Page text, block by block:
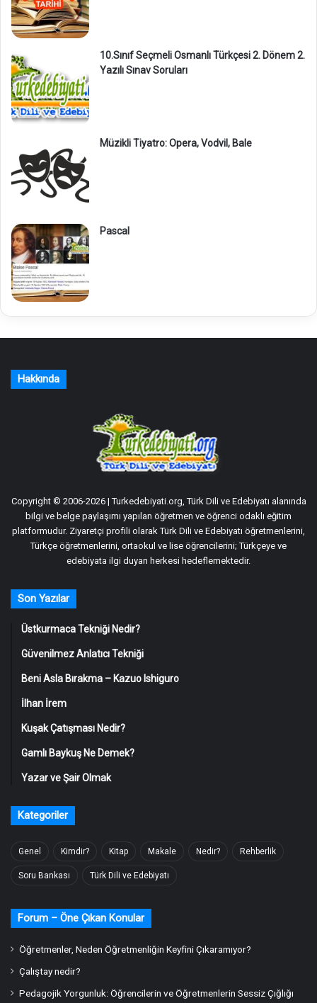
10.Sınıf Seçmeli Osmanlı Türkçesi 2. Dönem 2.
Yazılı Sınav Soruları
Müzikli Tiyatro: Opera, Vodvil, Bale
Pascal
Hakkında
Copyright © 2006-2026 | Turkedebiyati.org, Türk Dili ve Edebiyatı alanında
bilgi ve belge paylaşımı yapılan öğretmen ve öğrenci odaklı eğitim
platformudur. Ziyaretçi profili olarak Türk Dili ve Edebiyatı öğretmenlerini,
Türkçe öğretmenlerini, ortaokul ve lise öğrencilerini; Türkçeye ve
edebiyata ilgi duyan herkesi hedeflemektedir.
Son Yazılar
Üstkurmaca Tekniği Nedir?
Güvenilmez Anlatıcı Tekniği
Beni Asla Bırakma – Kazuo Ishiguro
İlhan İrem
Kuşak Çatışması Nedir?
Gamlı Baykuş Ne Demek?
Yazar ve Şair Olmak
Kategoriler
Genel Kimdir? Kitap Makale Nedir? Rehberlik
Soru Bankası Türk Dili ve Edebiyatı
Forum – Öne Çıkan Konular
Öğretmenler, Neden Öğretmenliğin Keyfini Çıkaramıyor?
Çalıştay nedir?
Pedagojik Yorgunluk: Öğrencilerin ve Öğretmenlerin Sessiz Çığlığı